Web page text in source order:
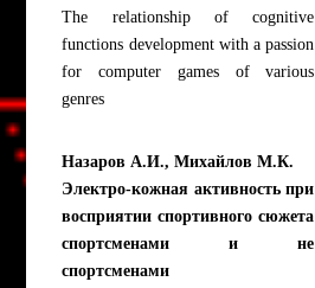
The relationship of cognitive
functions development with a passion
for computer games of various
genres
Назаров А.И., Михайлов М.К.
Электро-кожная активность при
восприятии спортивного сюжета
спортсменами и не
спортсменами